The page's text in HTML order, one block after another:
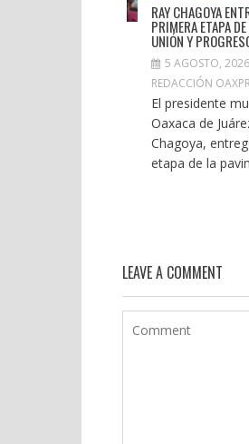
RAY CHAGOYA
PRIMERA ETAPA
UNIÓN Y
5 AGOSTO, 2026
REDACCIÓN
El presidente
Oaxaca de
Chagoya,
etapa de la
LEAVE A COMMENT